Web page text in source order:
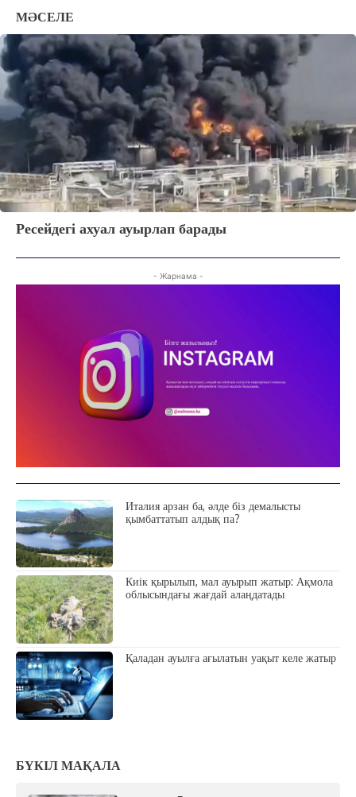
АРНАЙЫ ЖОБА
ӘЛЕУМЕТ
ҚҰҚЫҚ
ШЕЖІРЕ
ТЫЛСЫМ
ФОТО ДӘЙЕК
32 C Kokshetau
МӘСЕЛЕ
Ресейдегі ахуал ауырлап барады
- Жарнама -
Италия арзан ба, әлде біз демалысты
қымбаттатып алдық па?
Киік қырылып, мал ауырып жатыр: Ақмола
облысындағы жағдай алаңдатады
Қаладан ауылға ағылатын уақыт келе жатыр
БҮКІЛ МАҚАЛА